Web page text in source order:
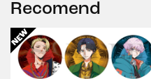
Recomend